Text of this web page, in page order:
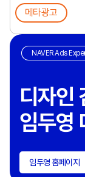
메타광고
NAVER Ads
디자인
임두영
임두영 홈페이지